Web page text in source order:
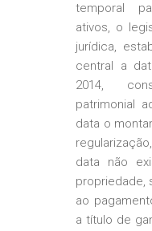
temporal
ativos, o
jurídica,
central a
2014,
patrimonial
data o
data não
propriedade,
ao
a título de